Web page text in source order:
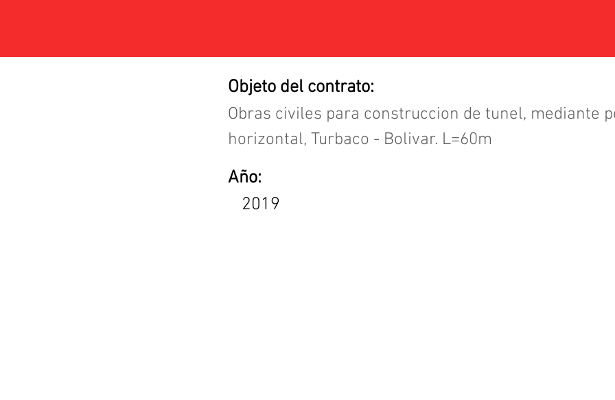
Objeto del contrato:
Obras civiles para construccion de tunel, mediante
horizontal, Turbaco - Bolivar. L=60m
Año:
2019